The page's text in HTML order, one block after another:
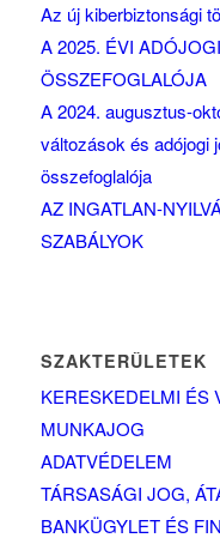
Az új kiberbiztonsági
A 2025. ÉVI
ÖSSZEFOGLALÓJA
A 2024. augusztus-
változások és adójogi
összefoglalója
AZ INGATLAN-
SZABÁLYOK
SZAKTERÜLETEK
KERESKEDELMI ÉS
MUNKAJOG
ADATVÉDELEM
TÁRSASÁGI JOG,
BANKÜGYLET ÉS